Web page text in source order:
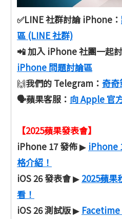
✅LINE 社群討論 iPhone：
區 (LINE 社群)
📲 加入 iPhone 社團一起
iPhone 問題討論區
🙌我們的 Telegram： 奇奇
🗣️蘋果客服： 向 Apple 官
【2025蘋果發表會】
iPhone 17 發佈▶ iPhone
格介紹！
iOS 26 發表會▶ 2025蘋果
看！
iOS 26 測試版▶ Facetime